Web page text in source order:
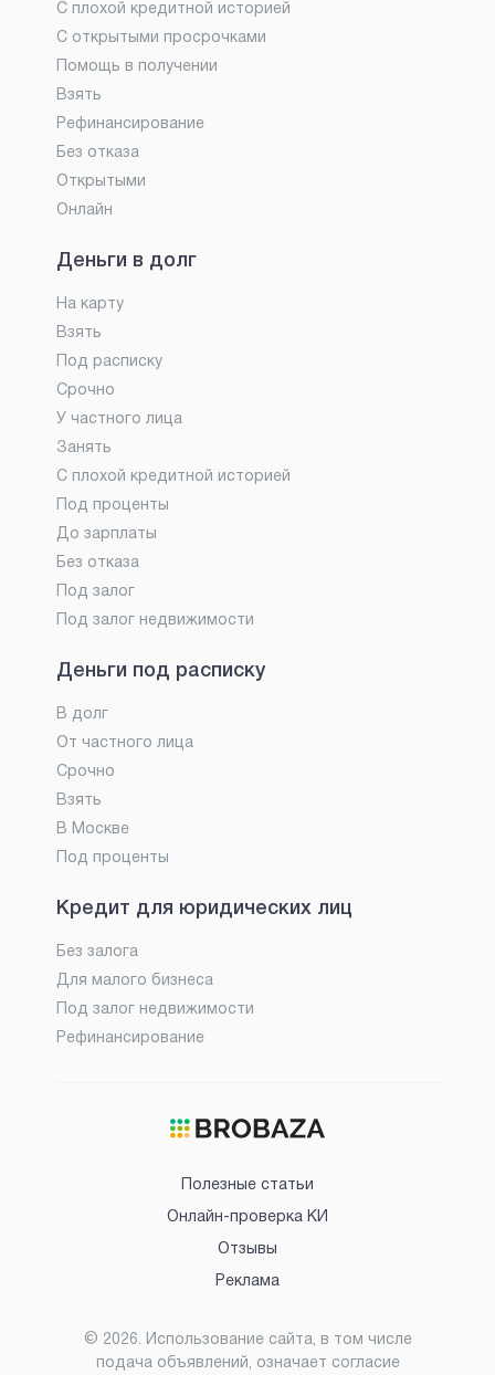
С плохой кредитной историей
С открытыми просрочками
Помощь в получении
Взять
Рефинансирование
Без отказа
Открытыми
Онлайн
Деньги в долг
На карту
Взять
Под расписку
Срочно
У частного лица
Занять
С плохой кредитной историей
Под проценты
До зарплаты
Без отказа
Под залог
Под залог недвижимости
Деньги под расписку
В долг
От частного лица
Срочно
Взять
В Москве
Под проценты
Кредит для юридических лиц
Без залога
Для малого бизнеса
Под залог недвижимости
Рефинансирование
Полезные статьи
Онлайн-проверка КИ
Отзывы
Реклама
© 2026. Использование сайта, в том числе
подача объявлений, означает согласие